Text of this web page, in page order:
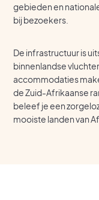
gebieden en
bij bezoekers.
De infrastructuur is
binnenlandse
accommodaties
de Zuid-Afrikaanse
beleef je een
mooiste landen van